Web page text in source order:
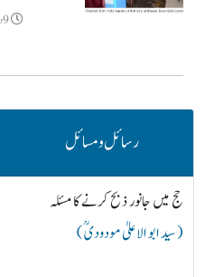
9دن پہلے
رسائل و مسائل
حج میں جانور ذبح کرنے کا مسئلہ
( سید ابو الاعلیٰ مودودیؒ )